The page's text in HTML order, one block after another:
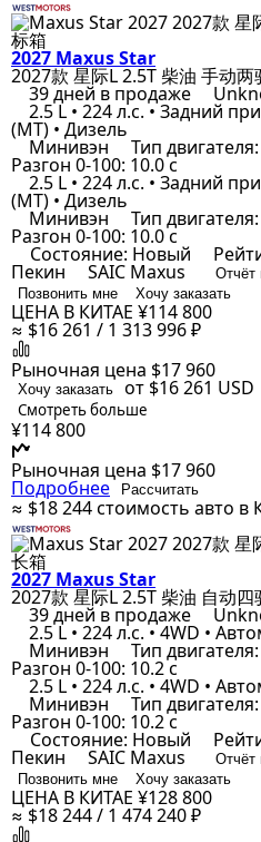
2027 Maxus Star
2027款 星际L 2.5T 柴油 手动
39 дней в продаже
2.5 L • 224 л.с. • Задний
(MT) • Дизель
Минивэн Тип
Разгон 0-100: 10.0 с
2.5 L • 224 л.с. • Задний
(MT) • Дизель
Минивэн Тип
Разгон 0-100: 10.0 с
Состояние: Новый
Пекин SAIC Maxus
Отчёт
Позвонить мне
Хочу заказать
ЦЕНА В КИТАЕ ¥114 800
≈ $16 261 / 1 313 996 ₽
Рыночная цена $17 960
Хочу заказать от $16 261 USD
Смотреть больше
¥114 800
Рыночная цена $17 960
Подробнее Рассчитать
≈ $18 244стоимость авто в
2027 Maxus Star
2027款 星际L 2.5T 柴油 自动
39 дней в продаже
2.5 L • 224 л.с. • 4WD •
Минивэн Тип
Разгон 0-100: 10.2 с
2.5 L • 224 л.с. • 4WD •
Минивэн Тип
Разгон 0-100: 10.2 с
Состояние: Новый
Пекин SAIC Maxus
Отчёт
Позвонить мне
Хочу заказать
ЦЕНА В КИТАЕ ¥128 800
≈ $18 244 / 1 474 240 ₽